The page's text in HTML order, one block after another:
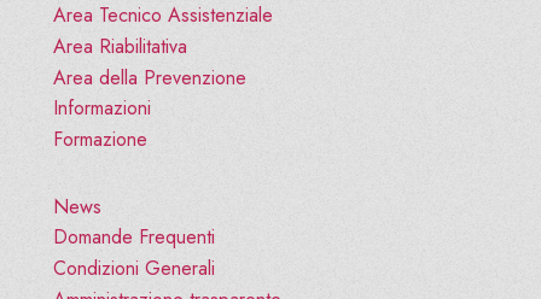
Area Tecnico Assistenziale
Area Riabilitativa
Area della Prevenzione
Informazioni
Formazione
News
Domande Frequenti
Condizioni Generali